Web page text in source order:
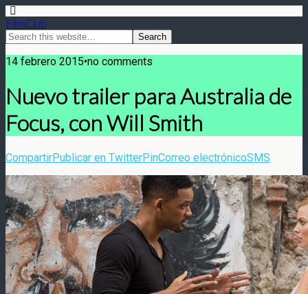
FilmClub
14 febrero 2015•no comments
Nuevo trailer para Australia de
Focus, con Will Smith
CompartirPublicar en TwitterPinCorreo electrónicoSMS